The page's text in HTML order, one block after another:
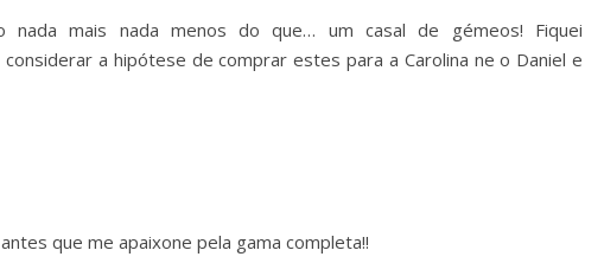
nada mais nada menos do que… um casal de gémeos! Fiquei
a hipótese de comprar estes para a Carolina ne o Daniel e
que me apaixone pela gama completa!!